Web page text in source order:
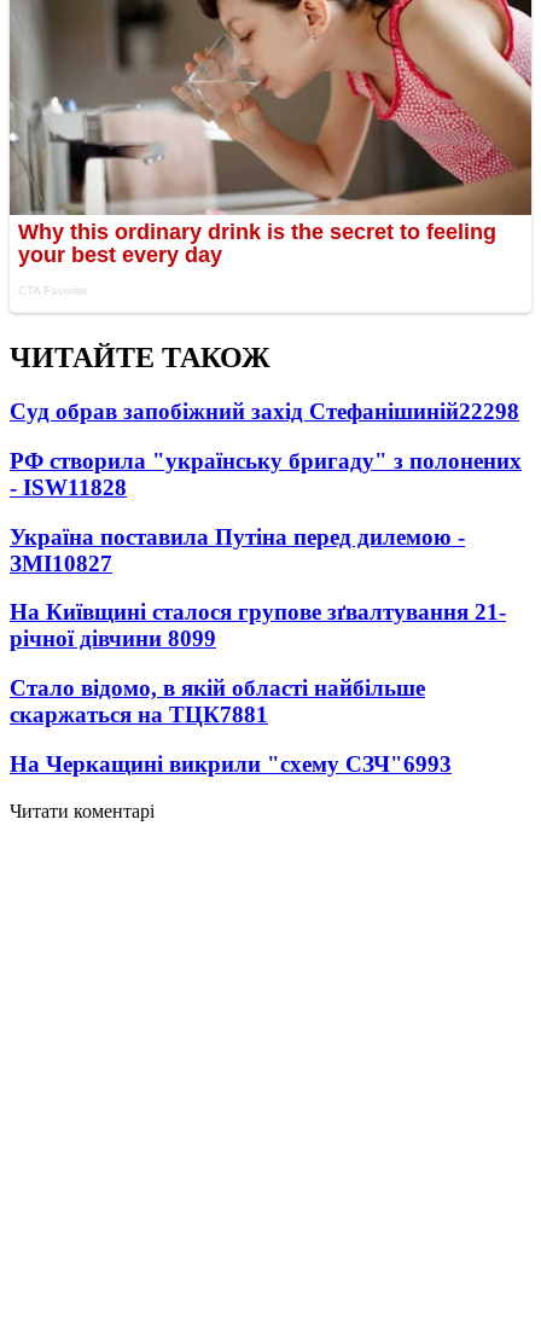
ЧИТАЙТЕ ТАКОЖ
Суд обрав запобіжний захід Стефанішиній22298
РФ створила "українську бригаду" з полонених
- ISW11828
Україна поставила Путіна перед дилемою -
ЗМІ10827
На Київщині сталося групове зґвалтування 21-
річної дівчини 8099
Стало відомо, в якій області найбільше
скаржаться на ТЦК7881
На Черкащині викрили "схему СЗЧ"6993
Читати коментарі